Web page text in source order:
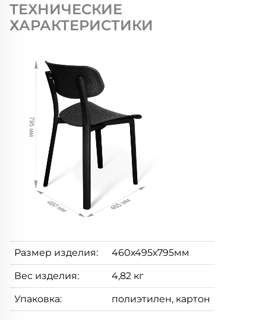
ТЕХНИЧЕСКИЕ
ХАРАКТЕРИСТИКИ
Размер изделия: 460х495х795мм
Вес изделия: 4,82 кг
Упаковка: полиэтилен, картон